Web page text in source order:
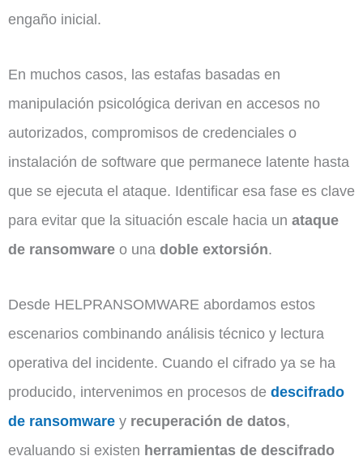
engaño inicial.
En muchos casos, las estafas basadas en
manipulación psicológica derivan en accesos no
autorizados, compromisos de credenciales o
instalación de software que permanece latente hasta
que se ejecuta el ataque. Identificar esa fase es clave
para evitar que la situación escale hacia un ataque
de ransomware o una doble extorsión.
Desde HELPRANSOMWARE abordamos estos
escenarios combinando análisis técnico y lectura
operativa del incidente. Cuando el cifrado ya se ha
producido, intervenimos en procesos de descifrado
de ransomware y recuperación de datos,
evaluando si existen herramientas de descifrado